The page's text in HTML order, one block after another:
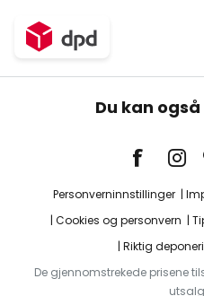
Du kan
Personverninnstillinger
Cookies og personvern
Riktig
De gjennomstrekede prisene